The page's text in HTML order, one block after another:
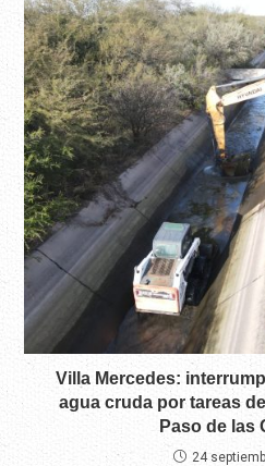
Villa Mercedes:
agua cruda por tareas
Paso de las
24